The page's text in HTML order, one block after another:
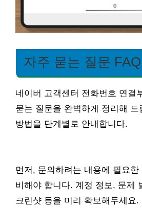
자주 묻는 질문
네이버 고객센터 전화번호 연결
묻는 질문을 완벽하게 정리해 드
방법을 단계별로 안내합니다.
먼저, 문의하려는 내용에 필요
비해야 합니다. 계정 정보, 문제
크린샷 등을 미리 확보해두세요.